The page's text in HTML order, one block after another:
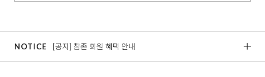
NOTICE [공지] 참존 회원 혜택 안내